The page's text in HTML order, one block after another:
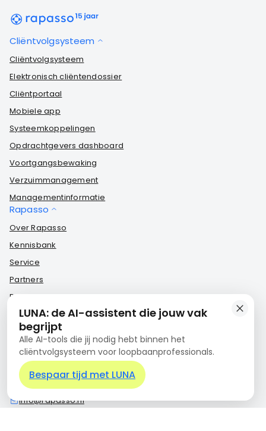
Cliëntvolgsysteem
Cliëntvolgsysteem
Elektronisch cliëntendossier
Cliëntportaal
Mobiele app
Systeemkoppelingen
Opdrachtgevers dashboard
Voortgangsbewaking
Verzuimmanagement
Managementinformatie
Rapasso
Over Rapasso
Kennisbank
Service
Partners
Rapasso Certified
Contact
Nieuwe Emmasingel 15
5611AM Eindhoven
KVK: 17242146
BTW: NL820385372B01
+31 85 3032622
info@rapasso.nl
LUNA: de AI-assistent die jouw vak
begrijpt
Alle AI-tools die jij nodig hebt binnen het
cliëntvolgsysteem voor loopbaanprofessionals.
Bespaar tijd met LUNA